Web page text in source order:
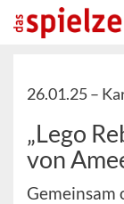
26.01.25 –
„Lego
von
Gemeinsam